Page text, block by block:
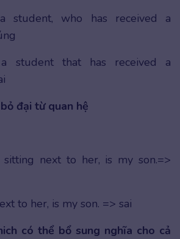
student, who has received a
student that has received a
đại từ quan hệ
next to her, is my son.=>
to her, is my son. => sai
có thể bổ sung nghĩa cho cả